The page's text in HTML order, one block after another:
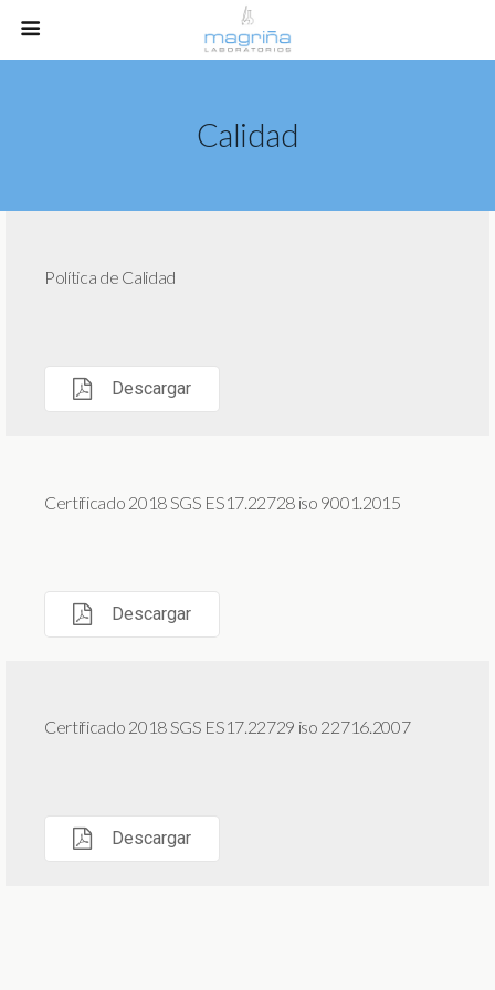
Calidad
Política de Calidad
Descargar
Certificado 2018 SGS ES17.22728 iso 9001.2015
Descargar
Certificado 2018 SGS ES17.22729 iso 22716.2007
Descargar